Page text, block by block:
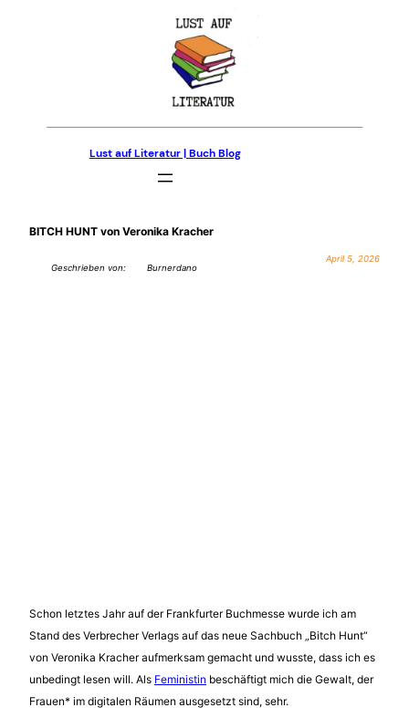
Lust auf Literatur | Buch Blog
BITCH HUNT von Veronika Kracher
Geschrieben von: Burnerdano
April 5, 2026
Schon letztes Jahr auf der Frankfurter Buchmesse wurde ich am
Stand des Verbrecher Verlags auf das neue Sachbuch „Bitch Hunt“
von Veronika Kracher aufmerksam gemacht und wusste, dass ich es
unbedingt lesen will. Als Feministin beschäftigt mich die Gewalt, der
Frauen* im digitalen Räumen ausgesetzt sind, sehr.